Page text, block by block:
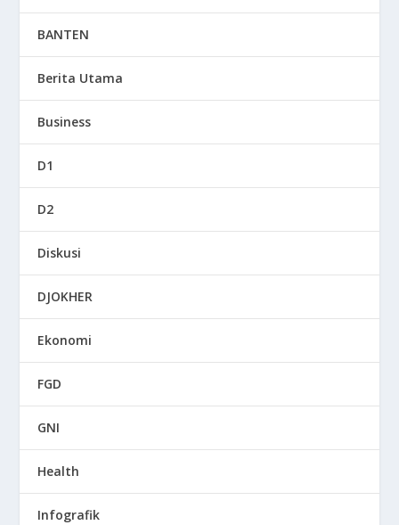
BANTEN
Berita Utama
Business
D1
D2
Diskusi
DJOKHER
Ekonomi
FGD
GNI
Health
Infografik